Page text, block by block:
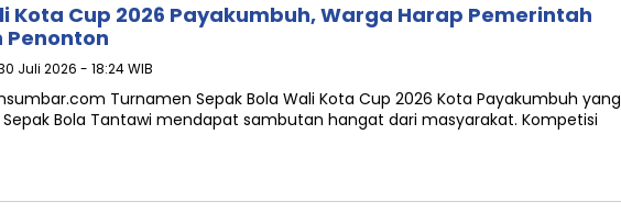
Kota Cup 2026 Payakumbuh, Warga Harap Pemerintah
Penonton
Juli 2026 - 18:24 WIB
Turnamen Sepak Bola Wali Kota Cup 2026 Kota Payakumbuh yang
Bola Tantawi mendapat sambutan hangat dari masyarakat. Kompetisi